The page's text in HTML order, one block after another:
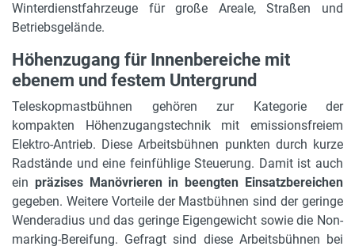
Winterdienstfahrzeuge für große Areale, Straßen und
Betriebsgelände.
Höhenzugang für Innenbereiche mit
ebenem und festem Untergrund
Teleskopmastbühnen gehören zur Kategorie der
kompakten Höhenzugangstechnik mit emissionsfreiem
Elektro-Antrieb. Diese Arbeitsbühnen punkten durch kurze
Radstände und eine feinfühlige Steuerung. Damit ist auch
ein präzises Manövrieren in beengten Einsatzbereichen
gegeben. Weitere Vorteile der Mastbühnen sind der geringe
Wenderadius und das geringe Eigengewicht sowie die Non-
marking-Bereifung. Gefragt sind diese Arbeitsbühnen bei